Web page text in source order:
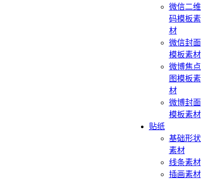
微信二维
码模板素
材
微信封面
模板素材
微博焦点
图模板素
材
微博封面
模板素材
贴纸
基础形状
素材
线条素材
插画素材